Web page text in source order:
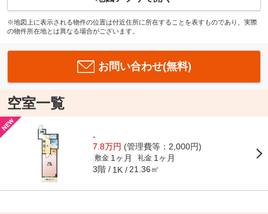
※地図上に表示される物件の位置は付近住所に所在することを表すものであり、実際
の物件所在地とは異なる場合がございます。
お問い合わせ(無料)
空室一覧
-
7.8万円 (管理費等：2,000円)
敷金 1ヶ月 礼金 1ヶ月
3階 1K 21.36㎡